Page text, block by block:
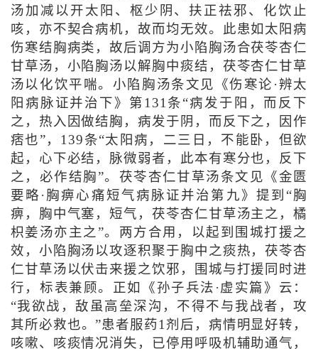
汤加减以开太阳、枢少阴、扶正祛邪、化饮止
咳，亦不契合病机，故而均无效。此患如太阳病
伤寒结胸病类，故后调方为小陷胸汤合茯苓杏仁
甘草汤，小陷胸汤以解胸中痰结，茯苓杏仁甘草
汤以化饮平喘。小陷胸汤条文见《伤寒论·辨太
阳病脉证并治下》第131条“病发于阳，而反下
之，热入因做结胸，病发于阴，而反下之，因作
痞也”，139条“太阳病，二三日，不能卧，但欲
起，心下必结，脉微弱者，此本有寒分也，反下
之，必作结胸”。茯苓杏仁甘草汤条文见《金匮
要略·胸痹心痛短气病脉证并治第九》提到“胸
痹，胸中气塞，短气，茯苓杏仁甘草汤主之，橘
枳姜汤亦主之”。两方合用，以起到围城打援之
效，小陷胸汤以攻逐积聚于胸中之痰热，茯苓杏
仁甘草汤以伏击来援之饮邪，围城与打援同时进
行，标表兼顾。正如《孙子兵法·虚实篇》云：
“我欲战，敌虽高垒深沟，不得不与我战者，攻
其所必救也。”患者服药1剂后，病情明显好转，
咳嗽、咳痰情况消失，已停用呼吸机辅助通气，